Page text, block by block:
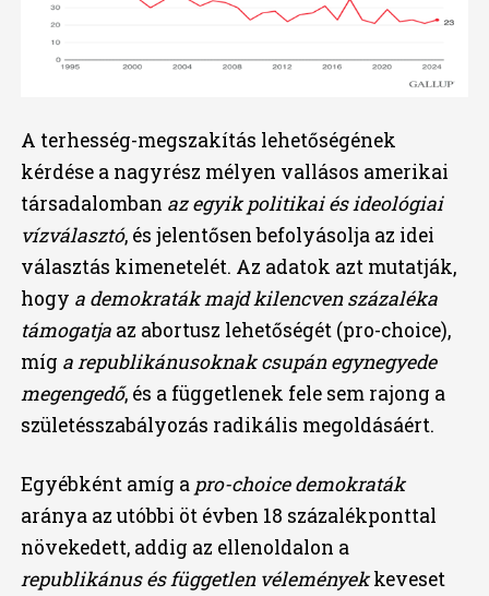
A terhesség-megszakítás lehetőségének
kérdése a nagyrész mélyen vallásos amerikai
társadalomban az egyik politikai és ideológiai
vízválasztó, és jelentősen befolyásolja az idei
választás kimenetelét. Az adatok azt mutatják,
hogy a demokraták majd kilencven százaléka
támogatjaaz abortusz lehetőségét (pro-choice),
míg a republikánusoknak csupán egynegyede
megengedő, és a függetlenek fele sem rajong a
születésszabályozás radikális megoldásáért.
Egyébként amíg a pro-choice demokraták
aránya az utóbbi öt évben 18 százalékponttal
növekedett, addig az ellenoldalon a
republikánus és független véleményekkeveset